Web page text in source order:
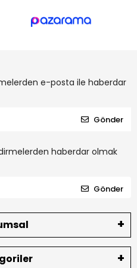
e-posta ile haberdar
Gönder
haberdar olmak
Gönder